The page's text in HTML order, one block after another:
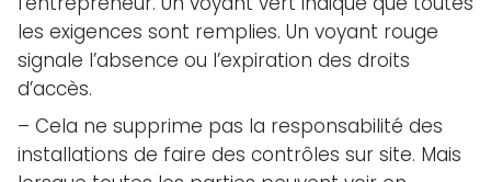
les exigences sont remplies. Un voyant rouge
signale l’absence ou l’expiration des droits
d’accès.
– Cela ne supprime pas la responsabilité des
installations de faire des contrôles sur site. Mais